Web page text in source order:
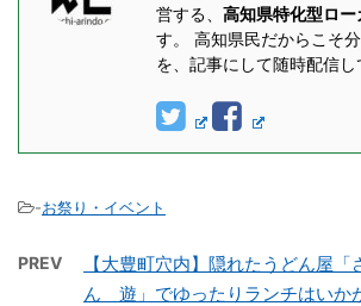
営する、 高知県特化型ロ
す。 高知県民だからこそ
を、記事にして随時配信し
-お祭り・イベント
PREV
【大豊町穴内】隠れたうどん屋
ん 遊」でゆったりランチはいか